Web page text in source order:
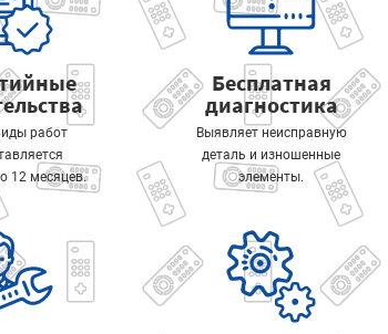
работ
12 месяцев.
Бесплатная
диагностика
Выявляет неисправную
деталь и изношенные
элементы.